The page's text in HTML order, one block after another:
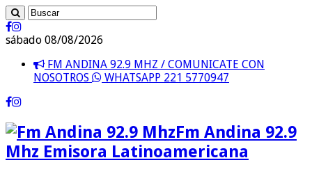
sábado 08/08/2026
FM ANDINA 92.9 MHZ / COMUNICATE CON
NOSOTROS
WHATSAPP 221 5770947
Fm Andina 92.9
Mhz Emisora Latinoamericana